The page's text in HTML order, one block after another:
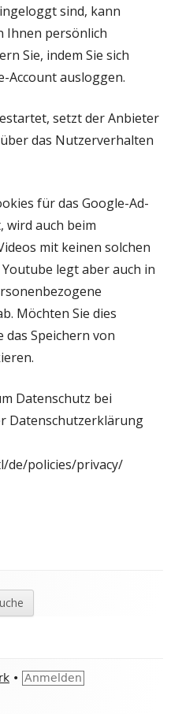
sind, kann
Ihnen persönlich
Sie, indem Sie sich
Account ausloggen.
setzt der Anbieter
das Nutzerverhalten
für das Google-Ad-
wird auch beim
mit keinen solchen
legt aber auch in
Möchten Sie dies
das Speichern von
Datenschutz bei
Datenschutzerklärung
de/policies/privacy/
• Anmelden